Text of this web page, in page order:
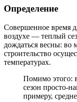
Определение
Совершенное время
воздухе — теплый
дождаться весны: во
строительство
температурах.
Помимо этого:
сезон просто-
примеру,